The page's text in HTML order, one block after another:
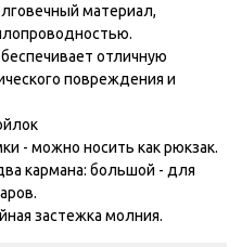
материал,
отличную
повреждения и
- можно носить как рюкзак.
кармана: большой - для
застежка молния.